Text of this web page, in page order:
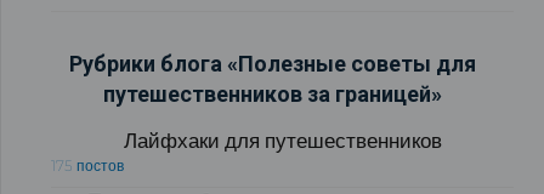
Рубрики блога «Полезные советы для
путешественников за границей»
Лайфхаки для путешественников
175 постов